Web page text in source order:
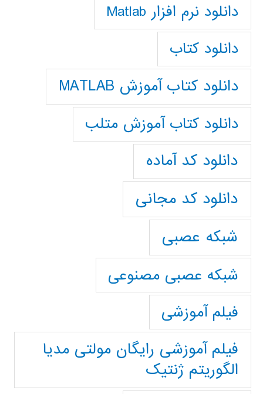
دانلود نرم افزار Matlab
دانلود کتاب
دانلود کتاب آموزش MATLAB
دانلود کتاب آموزش متلب
دانلود کد آماده
دانلود کد مجانی
شبکه عصبی
شبکه عصبی مصنوعی
فیلم آموزشی
فیلم آموزشی رایگان مولتی مدیا
الگوریتم ژنتیک